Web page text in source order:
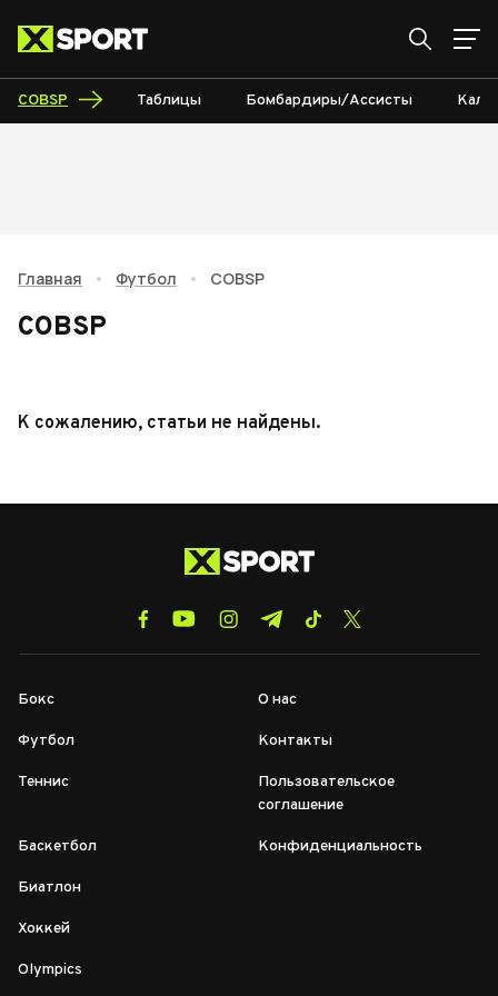
COBSP Таблицы Бомбардиры/Ассисты
Главная • Футбол • COBSP
COBSP
К сожалению, статьи не найдены.
Бокс
Футбол
Теннис
Баскетбол
Биатлон
Хоккей
Olympics
О нас
Контакты
Пользовательское
соглашение
Конфиденциальность